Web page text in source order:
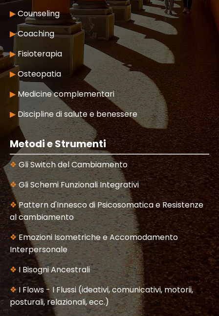
▶Counseling
▶Coaching
▶ Fisioterapia
▶Osteopatia
▶ Medicine complementari
▶ Discipline di salute e benessere
Metodi e Strumenti
❖Gli Switch del Cambiamento
❖Gli Schemi Funzionali Integrativi
❖Pattern d'Innesco di Psicosomatica e Resistenze
al cambiamento
❖Emozioni Isometriche e Accomodamento
Interpersonale
❖ I Bisogni Ancestrali
❖I Flows - I Flussi (ideativi, comunicativi, motorii,
posturali, relazionali, ecc.)